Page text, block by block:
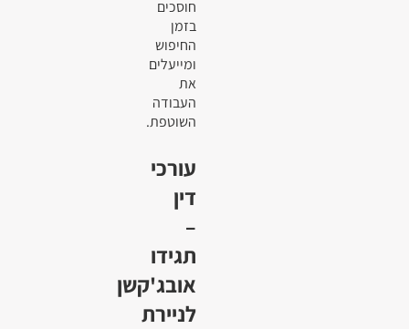
חוסכים
בזמן
החיפוש
ומייעלים
את
העבודה
השוטפת.
עורכי
דין
–
תגידו
אובג'קשן
לניירת